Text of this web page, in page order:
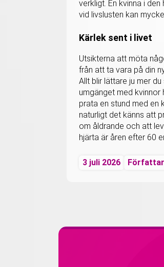
verkligt. En kvinna i
vid livslusten kan
Kärlek sent i livet
Utsikterna att möta
från att ta vara på din
Allt blir lättare ju mer
umgänget med
prata en stund med en
naturligt det känns att
om åldrande och att
hjärta är åren efter 60
3 juli 2026